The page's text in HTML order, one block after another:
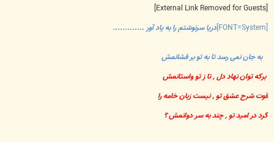
دریا سرنوشتم را به یاد آور .............
به جان نمی رسد تا به تو بر فشانمش
برکه توان نهاد دل , تا ز تو واستانمش
قوت شرح عشق تو , نیست زبان خامه را
گرد در امید تو , چند به سر دوانمش ؟